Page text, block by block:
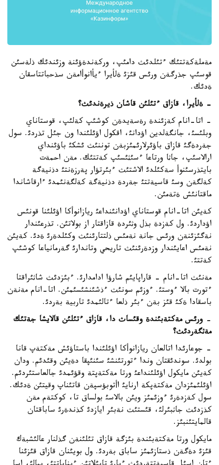
مةملةكةتتئك ءتئلدئث دامئپ، وركةندةؤئنة وزئندئك ذلةسئن
قوسئپ جذرگةن ورئس قئزئ ةلأيرا ءيأانوأامةن سذحباتتاسقان
ةدئك.
- ةلأيرا، قازاق ءتئلئن قاشان ذيرةندئث؟
- اتا-انام كةزئندة رةسةيدةن كوشئپ كةلئپ، قوستاناي
وبلئسئ، جانگةلدين اؤدانئ، اقكول اؤئلئندا ون جئل تذردئ. سول
جةردةگئ قازاق باؤئرلارئمئزبةن توننئث ئشكئ باؤئنداي
ارالاسئپ، جاثا ورتاعا ءسئثئسئپ كةتتئك. مةن احمةت
بايتذرسئنوأ سةكئلدئ الاشتئث ءبئرتؤار پةرزةنتئ دذنيةگة
كةلگةن وسئ قاسيةتتئ جةردة دذنيةگة كةلگةنئمدئ ءارقاشاندا
ماقتانئش ةتةمئن.
كةيئن اتا-انام قوستاناي اؤدانئنداعئ ريازانوأكا اؤئلئنا قونئس
اؤداردئ. ول كةزدة بذل وثئردة قازاقتار از بولاتئن. تذرعئندار
نةگئزئنةن ورئس جانة نةمئس ذلتتارئنئث وكئلدةرئ ةدئ. كةيئن
نةمئس اعايئندار وزدةرئنئث تاريحي وتاندارئ گةرمانياعا كوشئپ
كةتتئ.
مةنئث اتا-انام - قاراپايئم شارؤا ادامدارئ. ءبئزدئث شاثئراقتا
ءتورت بالا ءوستئ. ءوزئم سونئث ءذشئنشئسئمئن. اتا-انام مةنةن
باسقادا ةكئ قئز بةن ءبئر ذلعا ءتالئمدئ تاربية بةردئ.
- ورئس مةكتةبئندة وقئساث دا، قازاق ءتئلئن قالايشا جةتئك
مةثگةردئث؟
- جوعارئدا اتالعان ريازانوأكا اؤئلئندا باستاؤئش مةكتةپ قانا
بولدئ. سوندئقتان وندا ءتورتئنشئ سئنئپقا دةيئن وقئدئم. ودان
كةيئن مايكول اؤئلئنداعئ ورتا مةكتةپتة وقؤئمدئ جالعاستئردئم.
اؤئلئمئزدان مةكتةپكة ارنايئ اأتوبؤسپةن قاتئناپ وقيتئن ةدئك.
سول كةزدةرئ ءوزئمئز ويئن بالاسئ بولساق تا، كوكتةم مةن
كذزدئث جاثبئرلئ، قئستئث نةبئر ايازدئ كذندةرئ ساباقتان
قالمايتئنبئز.
مايكول ورتا مةكتةبئندة بئزگة قازاق تئلئنةن گذلنار عالئشبةك
قئزئ دةگةن ذستازئمئز ساباق بةردئ. ول بويئنان قازاق قئزئنا